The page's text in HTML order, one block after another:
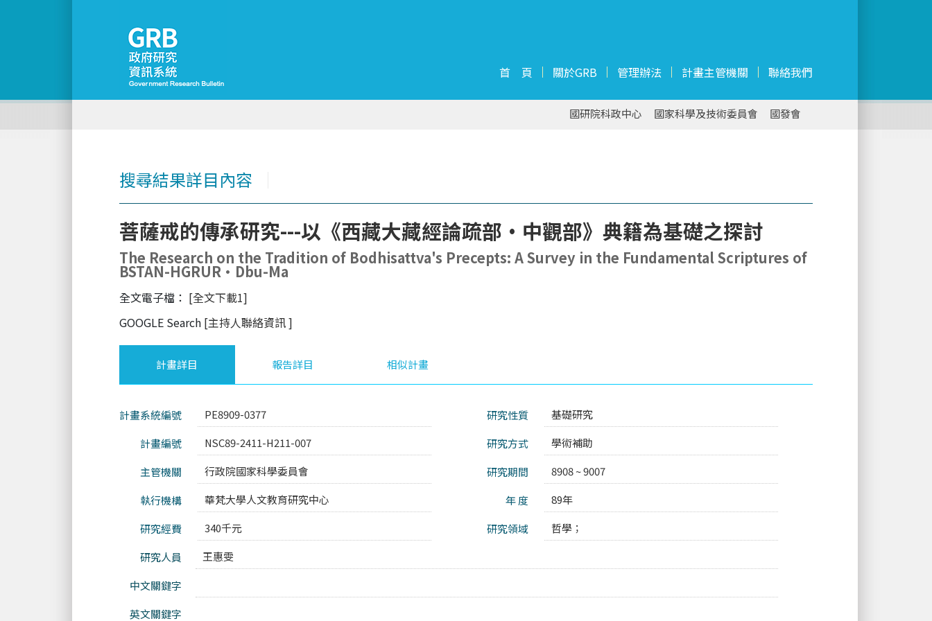
首 頁 關於GRB 管理辦法 計畫主管機關 聯絡我們
國研院科政中心 國家科學及技術委員會 國發會
搜尋結果詳目內容
菩薩戒的傳承研究---以《西藏大藏經論疏部•中觀部》典籍為基礎之探討
The Research on the Tradition of Bodhisattva's Precepts: A Survey in the Fundamental Scriptures of
BSTAN-HGRUR•Dbu-Ma
全文電子檔： [全文下載1]
GOOGLE Search [主持人聯絡資訊]
計畫詳目 報告詳目 相似計畫
計畫系統編號 PE8909-0377 研究性質
基礎研究
計畫編號
NSC89-2411-H211-007 研究方式
學術補助
主管機關
行政院國家科學委員會 研究期間
8908 ~ 9007
執行機構
華梵大學人文教育研究中心 年 度
89年
研究經費
340千元 研究領域
哲學；
研究人員
王惠雯
中文關鍵字
英文關鍵字